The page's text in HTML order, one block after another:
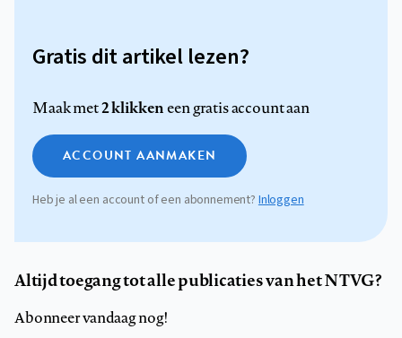
Gratis dit artikel lezen?
Maak met2 klikkeneen gratis account aan
ACCOUNT AANMAKEN
Heb je al een account of een abonnement? Inloggen
Altijd toegang tot alle publicaties van het NTVG?
Abonneer vandaag nog!